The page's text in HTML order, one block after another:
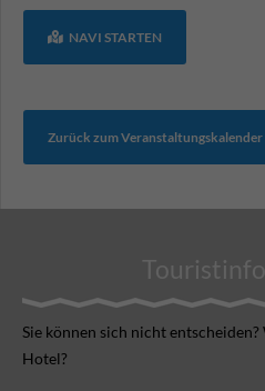
NAVI STARTEN
Zurück zum Veranstaltungskalender
Sie können sich nicht
Hotel?